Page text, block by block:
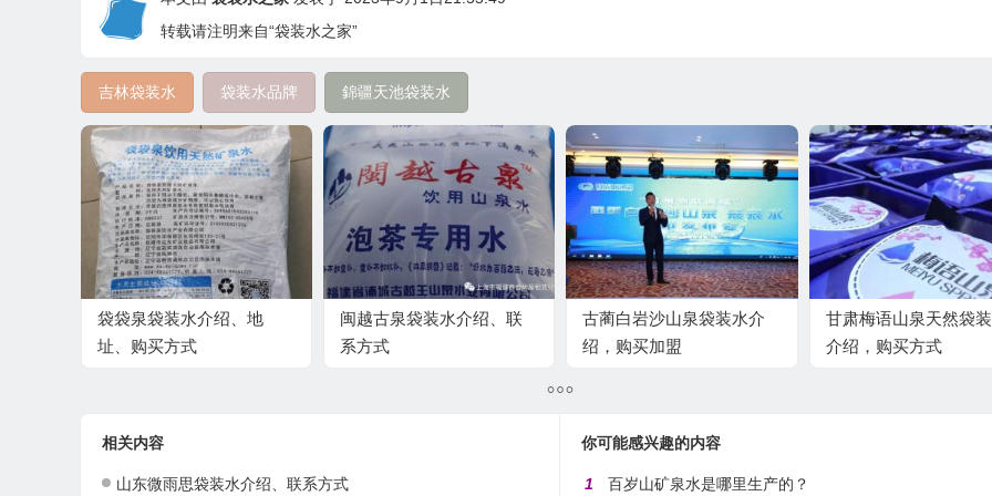
转载请注明来自“袋装水之家”
吉林袋装水 袋装水品牌 錦疆天池袋装水
袋袋泉袋装水介绍、地
址、购买方式
闽越古泉袋装水介绍、联
系方式
古蔺白岩沙山泉袋装水介
绍，购买加盟
甘肃梅语山泉天然袋
介绍，购买方式
相关内容
山东微雨思袋装水介绍、联系方式
你可能感兴趣的内容
1 百岁山矿泉水是哪里生产的？